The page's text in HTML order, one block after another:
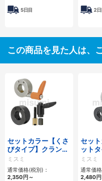
5日目 2日
この商品を見た人は、
セットカラー【くさ
びタイプ】クランプ
レバー付
ミスミ
通常価格(税別)：
2,350円～
セッ
ット
プレバ
ミスミ
通常価
2,480円